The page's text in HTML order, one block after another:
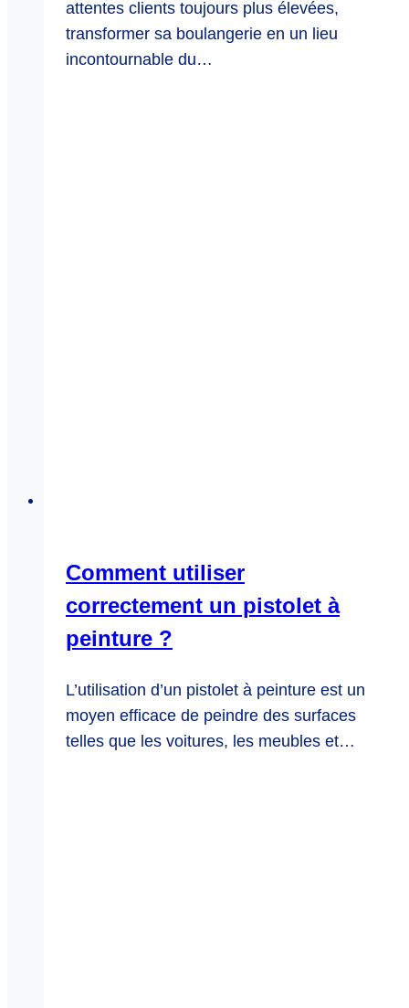
attentes clients toujours plus élevées,
transformer sa boulangerie en un lieu
incontournable du…
Comment utiliser
correctement un pistolet à
peinture ?
L’utilisation d’un pistolet à peinture est un
moyen efficace de peindre des surfaces
telles que les voitures, les meubles et…